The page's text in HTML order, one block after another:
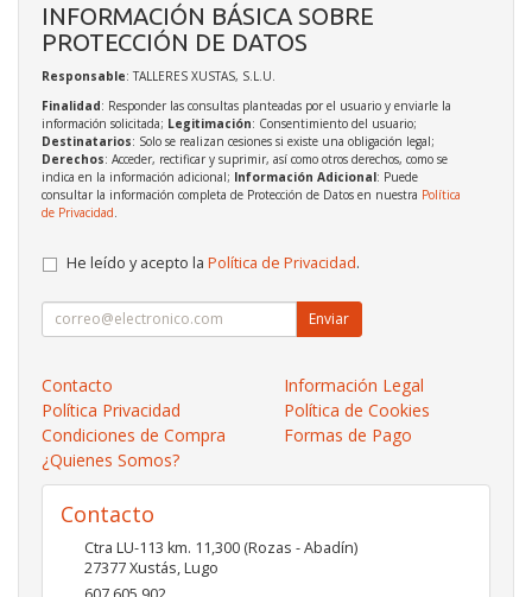
INFORMACIÓN BÁSICA SOBRE
PROTECCIÓN DE DATOS
Responsable: TALLERES XUSTAS, S.L.U.
Finalidad: Responder las consultas planteadas por el usuario y enviarle la
información solicitada; Legitimación: Consentimiento del usuario;
Destinatarios: Solo se realizan cesiones si existe una obligación legal;
Derechos: Acceder, rectificar y suprimir, así como otros derechos, como se
indica en la información adicional; Información Adicional: Puede
consultar la información completa de Protección de Datos en nuestra Política
de Privacidad.
He leído y acepto la Política de Privacidad.
Enviar
Contacto
Información Legal
Política Privacidad
Política de Cookies
Condiciones de Compra
Formas de Pago
¿Quienes Somos?
Contacto
Ctra LU-113 km. 11,300 (Rozas - Abadín)
27377Xustás,Lugo